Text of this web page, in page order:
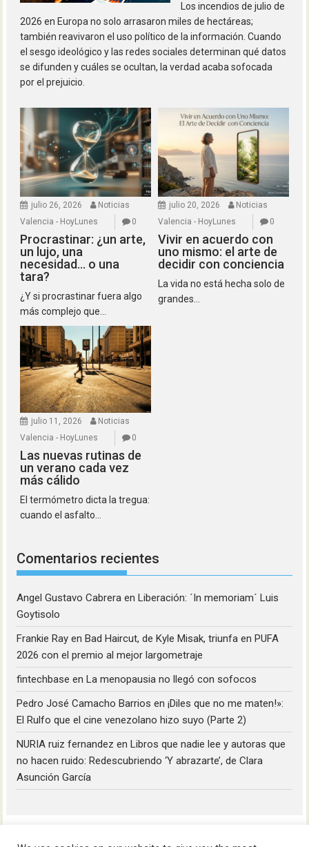
Los incendios de julio de
2026 en Europa no solo arrasaron miles de hectáreas;
también reavivaron el uso político de la información. Cuando
el sesgo ideológico y las redes sociales determinan qué datos
se difunden y cuáles se ocultan, la verdad acaba sofocada
por el prejuicio.
julio 26, 2026
Noticias
Valencia - HoyLunes
0
Procrastinar: ¿un arte,
un lujo, una
necesidad… o una
tara?
¿Y si procrastinar fuera algo
más complejo que...
julio 20, 2026
Noticias
Valencia - HoyLunes
0
Vivir en acuerdo con
uno mismo: el arte de
decidir con conciencia
La vida no está hecha solo de
grandes...
julio 11, 2026
Noticias
Valencia - HoyLunes
0
Las nuevas rutinas de
un verano cada vez
más cálido
El termómetro dicta la tregua:
cuando el asfalto...
Comentarios recientes
Angel Gustavo Cabrera enLiberación: ´In memoriam´ Luis
Goytisolo
Frankie Ray enBad Haircut, de Kyle Misak, triunfa en PUFA
2026 con el premio al mejor largometraje
fintechbase enLa menopausia no llegó con sofocos
Pedro José Camacho Barrios en¡Diles que no me maten!»:
El Rulfo que el cine venezolano hizo suyo (Parte 2)
NURIA ruiz fernandez enLibros que nadie lee y autoras que
no hacen ruido: Redescubriendo ‘Y abrazarte’, de Clara
Asunción García